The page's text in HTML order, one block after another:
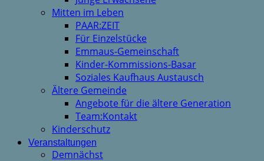
Mitten im Leben
PAAR:ZEIT
Für Einzelstücke
Emmaus-Gemeinschaft
Kinder-Kommissions-Basar
Soziales Kaufhaus Austausch
Ältere Gemeinde
Angebote für die ältere Generation
Team:Kontakt
Kinderschutz
Veranstaltungen
Demnächst